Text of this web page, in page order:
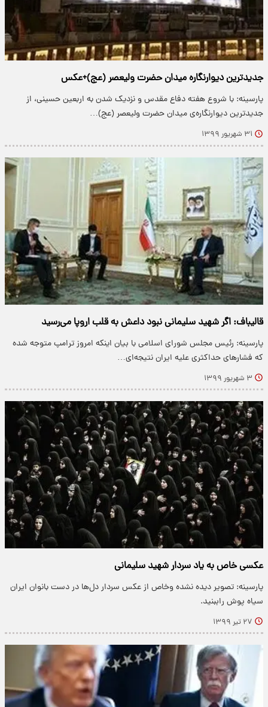
جدیدترین دیوارنگاره میدان حضرت ولیعصر (عج)+عکس
پارسینه: با شروع هفته دفاع مقدس و نزدیک شدن به اربعین حسینی، از
جدیدترین دیوارنگاره‌ی میدان حضرت ولیعصر (عج)…
۳۱ شهریور ۱۳۹۹
قالیباف: اگر شهید سلیمانی نبود داعش به قلب اروپا می‌رسید
پارسینه: رئیس مجلس شورای اسلامی با بیان اینکه امروز ترامپ متوجه شده
که فشار‌های حداکثری علیه ایران نتیجه‌ای…
۳ شهریور ۱۳۹۹
عکسی خاص به یاد سردار شهید سلیمانی
پارسینه: تصویر دیده نشده وخاص از عکس سردار دل‌ها در دست بانوان ایران
سیاه پوش راببنید.
۲۷ تیر ۱۳۹۹